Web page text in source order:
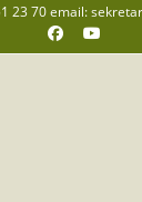
23 70 email: